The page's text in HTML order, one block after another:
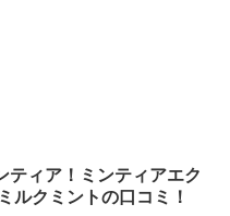
ティア！ミンティアエク
ルクミントの口コミ！